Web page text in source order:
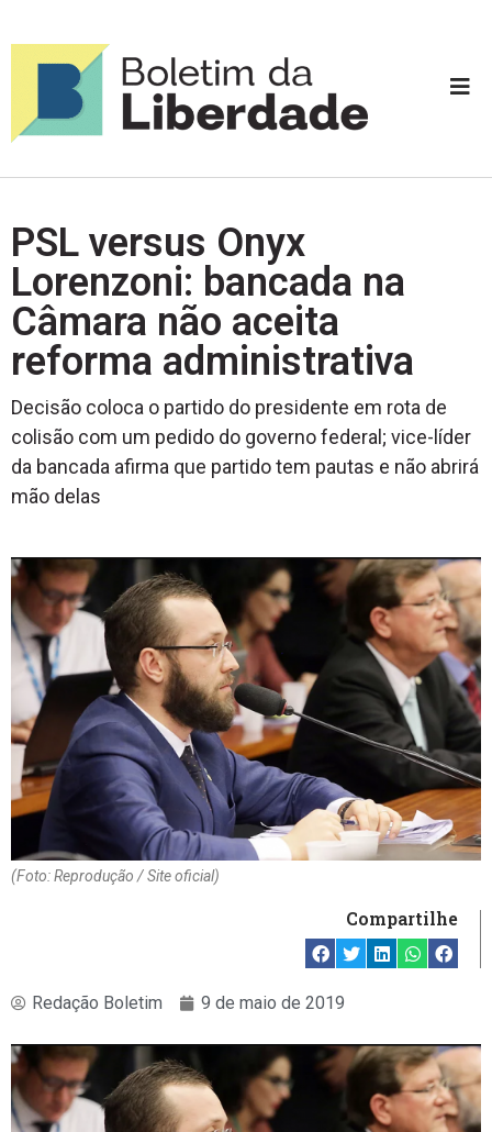
PSL versus Onyx
Lorenzoni: bancada na
Câmara não aceita
reforma administrativa
Decisão coloca o partido do presidente em rota de
colisão com um pedido do governo federal; vice-líder
da bancada afirma que partido tem pautas e não abrirá
mão delas
(Foto: Reprodução / Site oficial)
Compartilhe
Redação Boletim 9 de maio de 2019